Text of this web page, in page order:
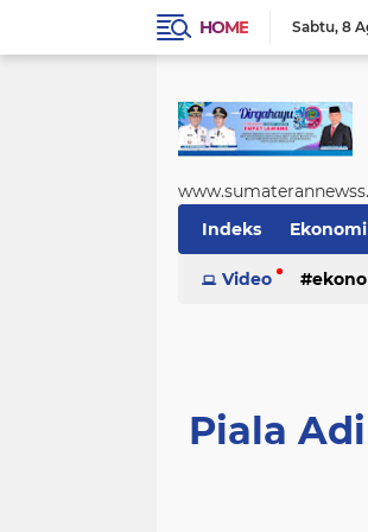
HOME Sabtu 8
Indeks
Sosial dan Budaya
Video
Piala